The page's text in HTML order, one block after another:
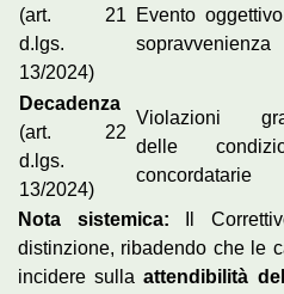
(art. 21
d.lgs.
13/2024)
Evento
sopravvenienza
Decadenza
(art. 22
d.lgs.
13/2024)
Violazioni
delle
concordatarie
Nota sistemica: Il
distinzione, ribadendo che le
incidere sullaattendibilità